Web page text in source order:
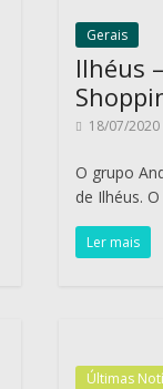
Gerais
Ilhéus
18/07/2020
O grupo
de Ilhéus.
Ler mais
Últimas